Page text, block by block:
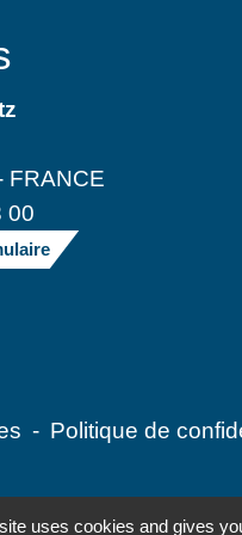
FRANCE
00
- Politique de
uses cookies and gives